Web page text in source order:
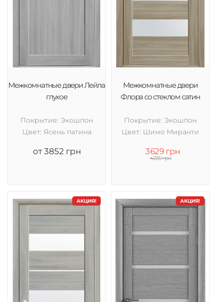
Межкомнатные двери Лейла
глухое
Покрытие: Экошпон
Цвет: Ясень патина
от 3852 грн
Межкомнатные двери
Флора со стеклом сатин
Покрытие: Экошпон
Цвет: Шимо Миранти
3629 грн
4235 грн
АКЦИЯ! АКЦИЯ!